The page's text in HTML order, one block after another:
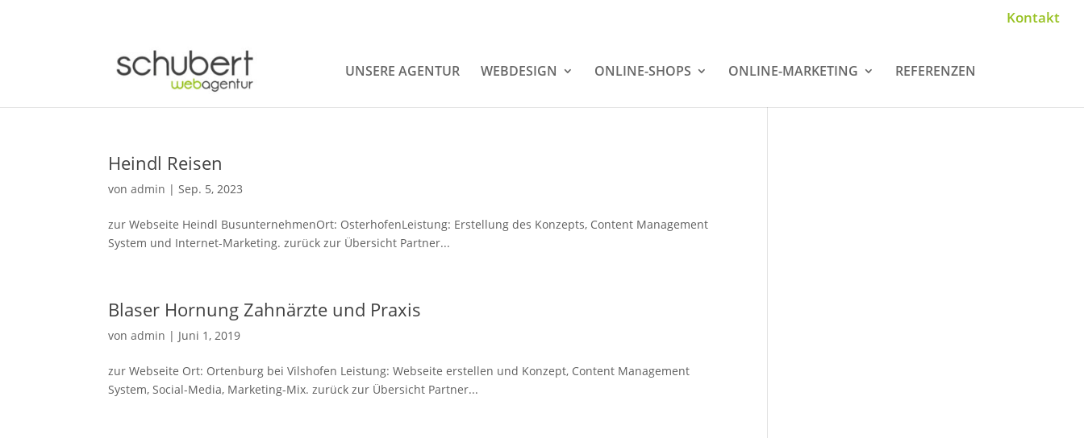
Kontakt
UNSERE AGENTUR WEBDESIGN ONLINE-SHOPS ONLINE-MARKETING REFERENZEN
Heindl Reisen
vonadmin |Sep. 5, 2023
zur Webseite Heindl BusunternehmenOrt: OsterhofenLeistung: Erstellung des Konzepts, Content Management
System und Internet-Marketing. zurück zur Übersicht Partner...
Blaser Hornung Zahnärzte und Praxis
vonadmin | Juni 1, 2019
zur Webseite Ort: Ortenburg bei Vilshofen Leistung: Webseite erstellen und Konzept, Content Management
System, Social-Media, Marketing-Mix. zurück zur Übersicht Partner...